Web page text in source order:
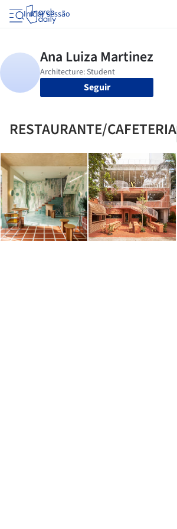
Iniciar sessão
Seguir
RESTAURANTE/CAFETERIA